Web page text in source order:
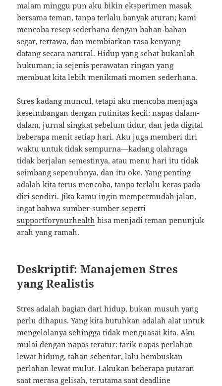
malam minggu pun aku bikin eksperimen masak
bersama teman, tanpa terlalu banyak aturan; kami
mencoba resep sederhana dengan bahan-bahan
segar, tertawa, dan membiarkan rasa kenyang
datang secara natural. Hidup yang sehat bukanlah
hukuman; ia sejenis perawatan ringan yang
membuat kita lebih menikmati momen sederhana.
Stres kadang muncul, tetapi aku mencoba menjaga
keseimbangan dengan rutinitas kecil: napas dalam-
dalam, jurnal singkat sebelum tidur, dan jeda digital
beberapa menit setiap hari. Aku juga memberi diri
waktu untuk tidak sempurna—kadang olahraga
tidak berjalan semestinya, atau menu hari itu tidak
seimbang sepenuhnya, dan itu oke. Yang penting
adalah kita terus mencoba, tanpa terlalu keras pada
diri sendiri. Jika kamu ingin mempermudah jalan,
ingat bahwa sumber-sumber seperti
supportforyourhealth bisa menjadi teman penunjuk
arah yang ramah.
Deskriptif: Manajemen Stres
yang Realistis
Stres adalah bagian dari hidup, bukan musuh yang
perlu dihapus. Yang kita butuhkan adalah alat untuk
mengelolanya sehingga tidak menguasai kita. Aku
mulai dengan napas teratur: tarik napas perlahan
lewat hidung, tahan sebentar, lalu hembuskan
perlahan lewat mulut. Lakukan beberapa putaran
saat merasa gelisah, terutama saat deadline